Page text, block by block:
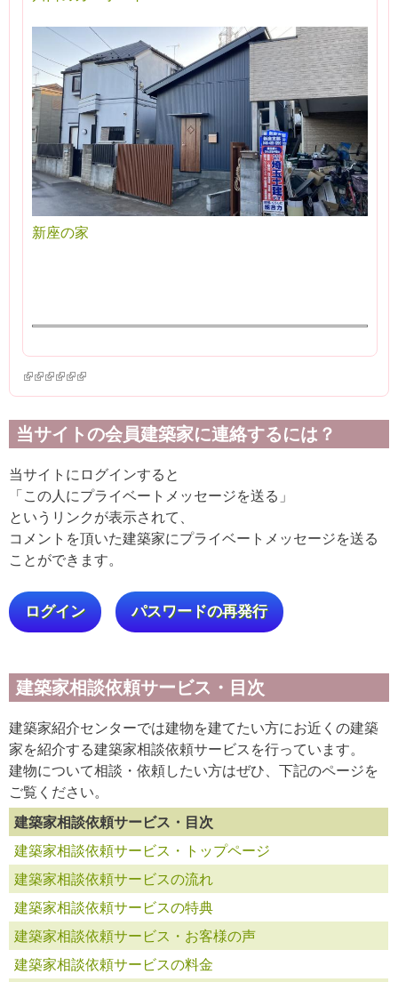
新座の家
(link is external)
(link is external)
(link is external)
(link is external)
(link is external)
(link is external)
当サイトの会員建築家に連絡するには？
当サイトにログインすると
「この人にプライベートメッセージを送る」
というリンクが表示されて、
コメントを頂いた建築家にプライベートメッセージを送る
ことができます。
ログイン パスワードの再発行
建築家相談依頼サービス・目次
建築家紹介センターでは建物を建てたい方にお近くの建築
家を紹介する建築家相談依頼サービスを行っています。
建物について相談・依頼したい方はぜひ、下記のページを
ご覧ください。
建築家相談依頼サービス・目次
建築家相談依頼サービス・トップページ
建築家相談依頼サービスの流れ
建築家相談依頼サービスの特典
建築家相談依頼サービス・お客様の声
建築家相談依頼サービスの料金